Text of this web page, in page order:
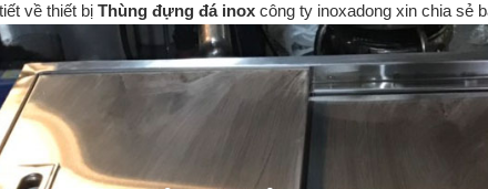
về thiết bị Thùng đựng đá inox công ty inoxadong xin chia sẻ